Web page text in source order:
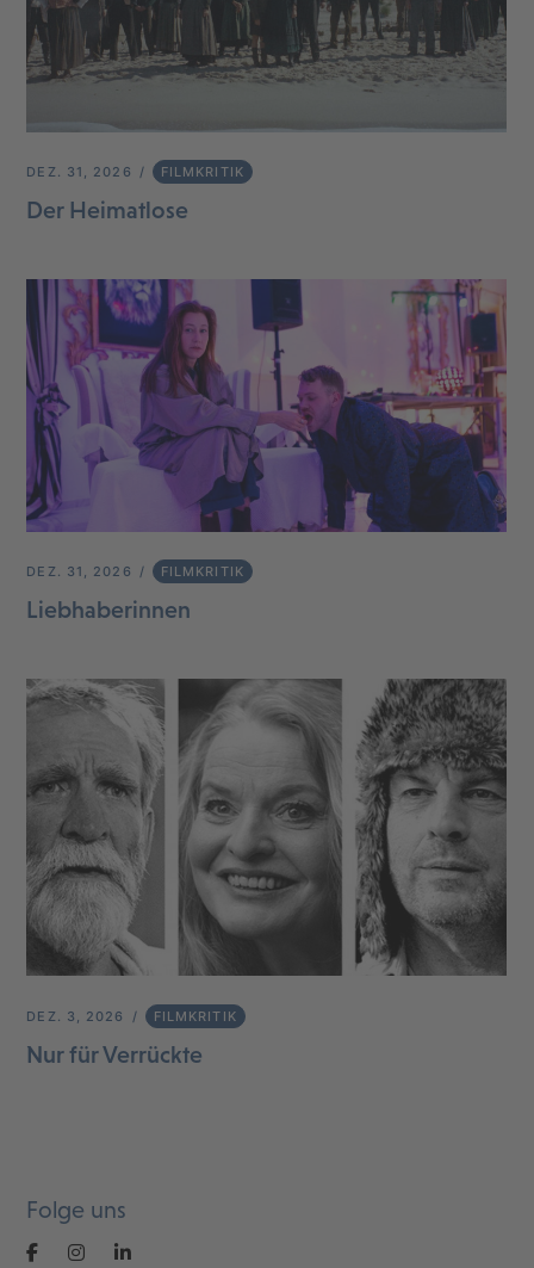
DEZ. 31, 2026 FILMKRITIK
Der Heimatlose
DEZ. 31, 2026 FILMKRITIK
Liebhaberinnen
DEZ. 3, 2026 FILMKRITIK
Nur für Verrückte
Folge uns